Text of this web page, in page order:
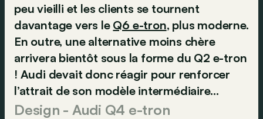
peu vieilli et les clients se tournent
davantage vers le Q6 e-tron, plus moderne.
En outre, une alternative moins chère
arrivera bientôt sous la forme du Q2 e-tron
! Audi devait donc réagir pour renforcer
l’attrait de son modèle intermédiaire…
Design - Audi Q4 e-tron